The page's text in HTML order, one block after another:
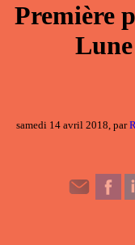
Première
samedi 14 avril 2018, par